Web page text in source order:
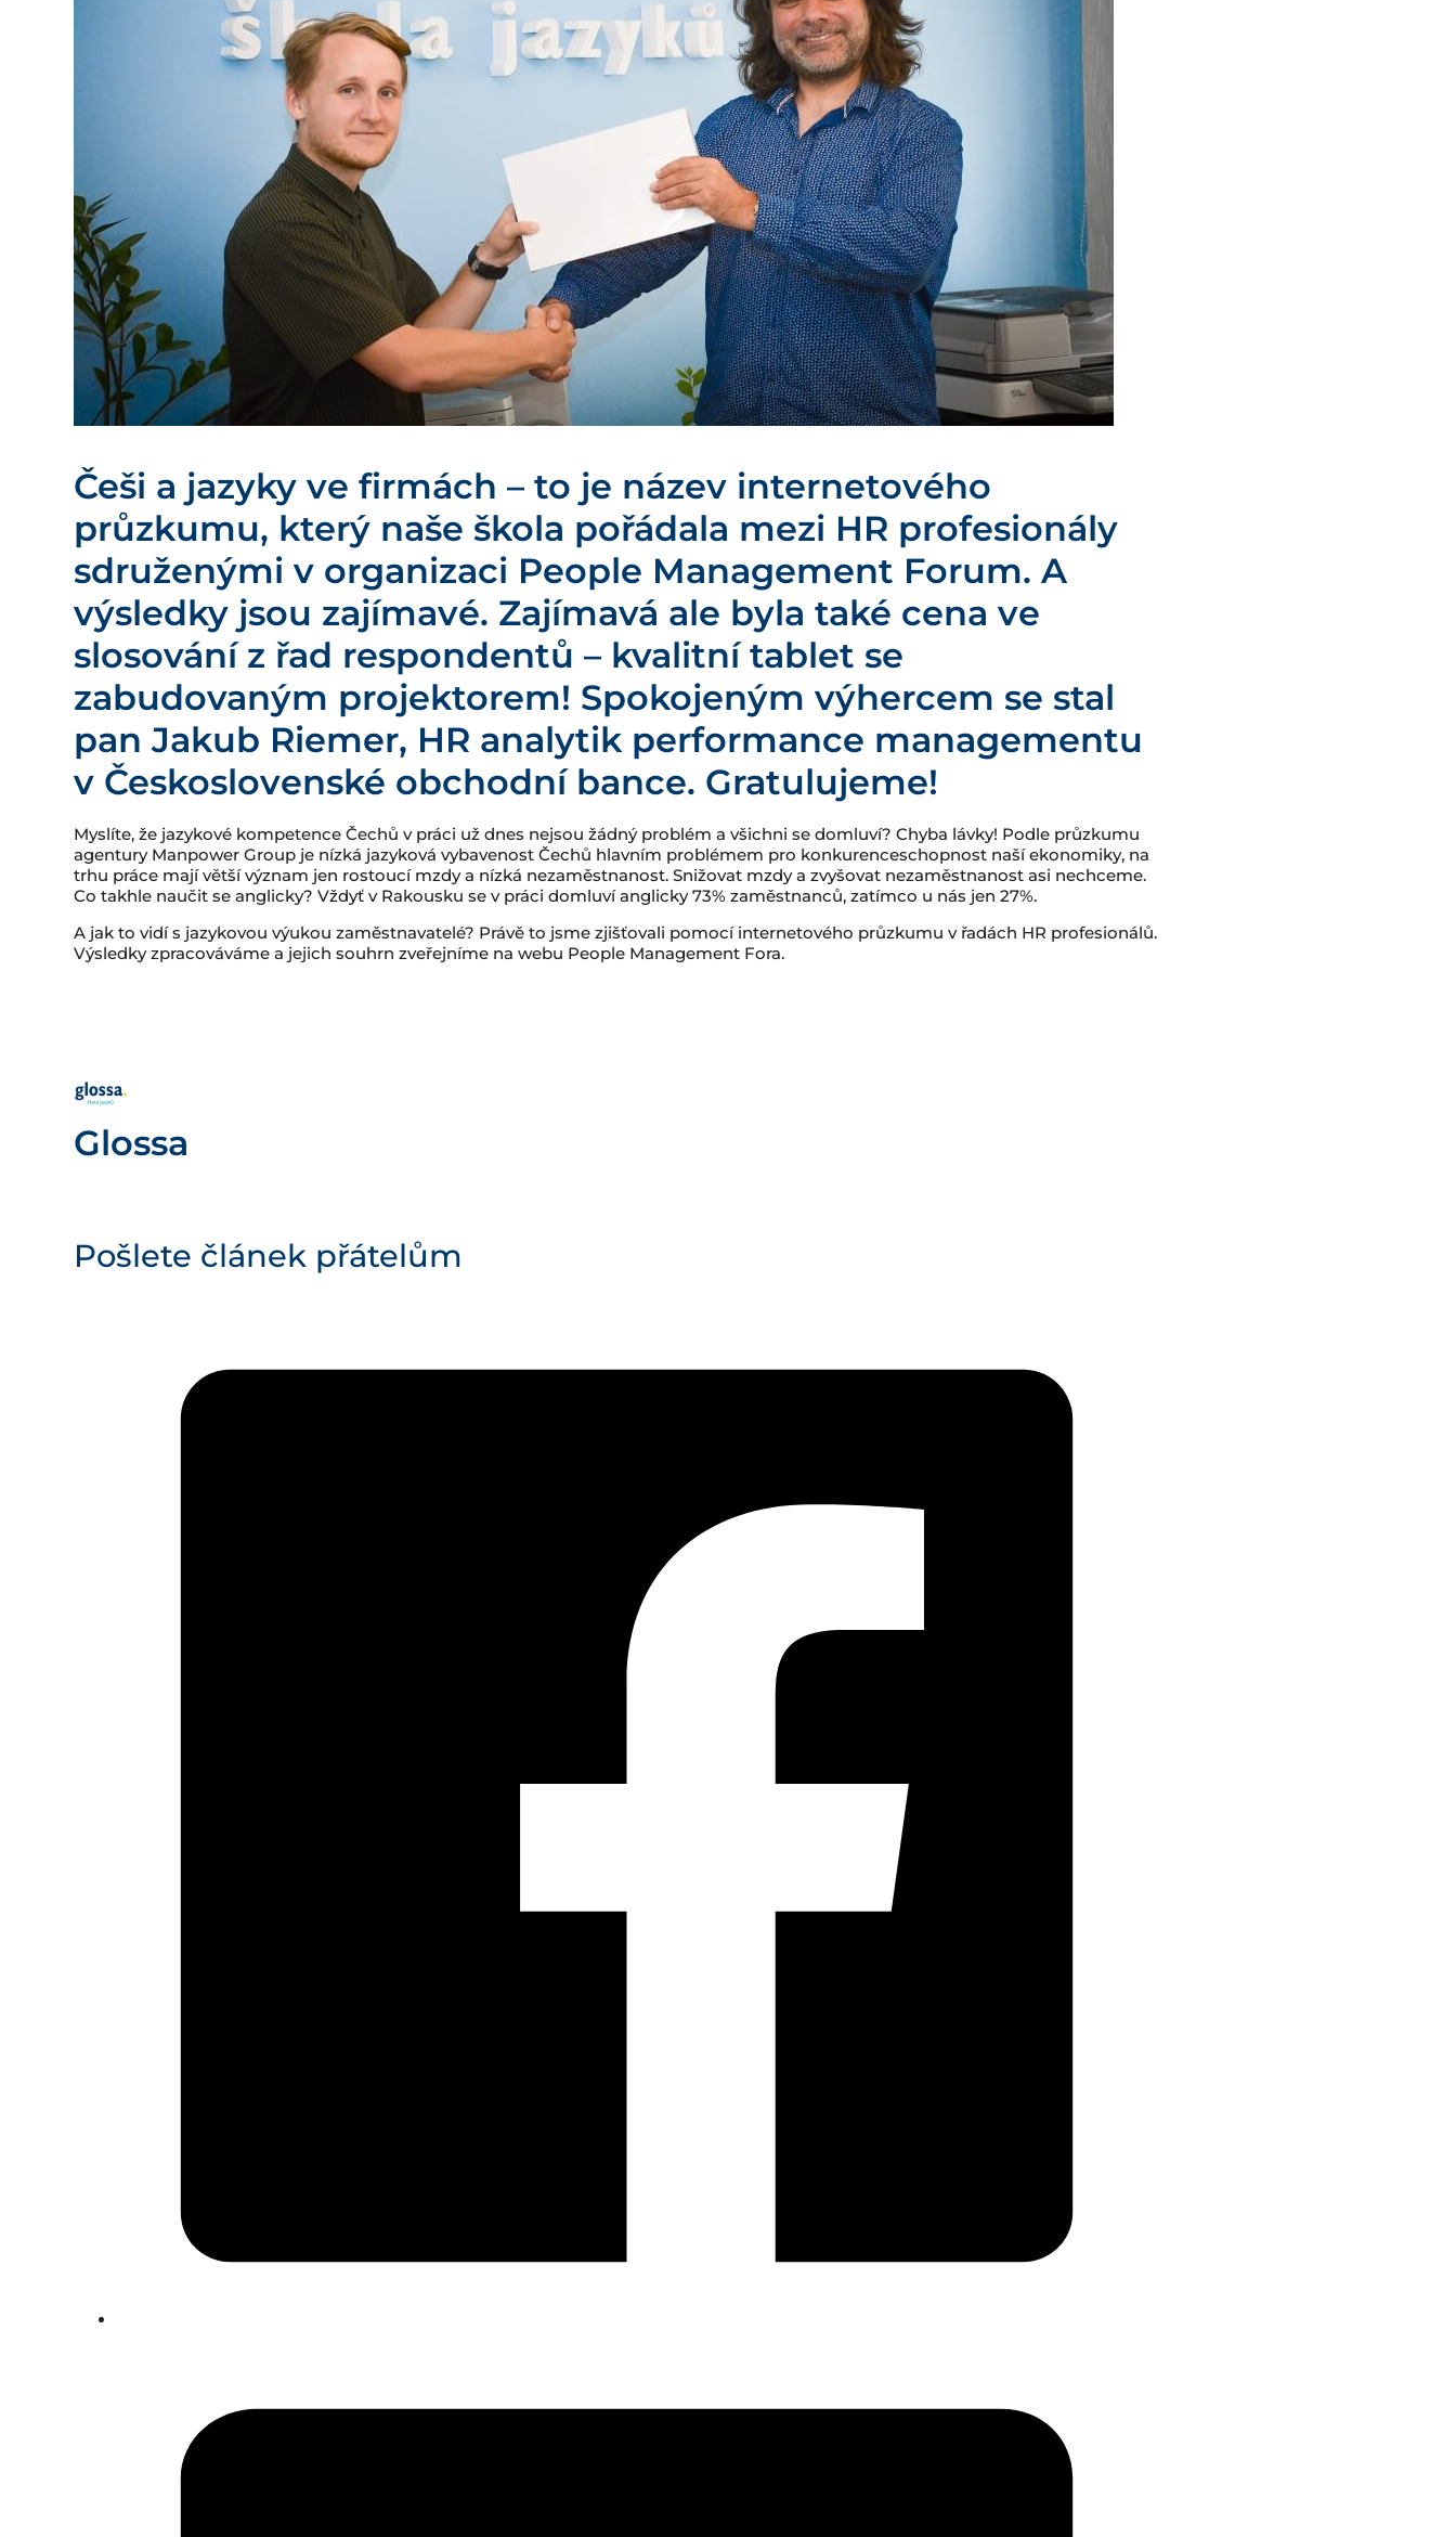
Češi a jazyky ve firmách – to je název internetového
průzkumu, který naše škola pořádala mezi HR profesionály
sdruženými v organizaci People Management Forum. A
výsledky jsou zajímavé. Zajímavá ale byla také cena ve
slosování z řad respondentů – kvalitní tablet se
zabudovaným projektorem! Spokojeným výhercem se stal
pan Jakub Riemer, HR analytik performance managementu
v Československé obchodní bance. Gratulujeme!
Myslíte, že jazykové kompetence Čechů v práci už dnes nejsou žádný problém a všichni se domluví? Chyba lávky! Podle průzkumu
agentury Manpower Group je nízká jazyková vybavenost Čechů hlavním problémem pro konkurenceschopnost naší ekonomiky, na
trhu práce mají větší význam jen rostoucí mzdy a nízká nezaměstnanost. Snižovat mzdy a zvyšovat nezaměstnanost asi nechceme.
Co takhle naučit se anglicky? Vždyť v Rakousku se v práci domluví anglicky 73% zaměstnanců, zatímco u nás jen 27%.
A jak to vidí s jazykovou výukou zaměstnavatelé? Právě to jsme zjišťovali pomocí internetového průzkumu v řadách HR profesionálů.
Výsledky zpracováváme a jejich souhrn zveřejníme na webu People Management Fora.
Glossa
Pošlete článek přátelům